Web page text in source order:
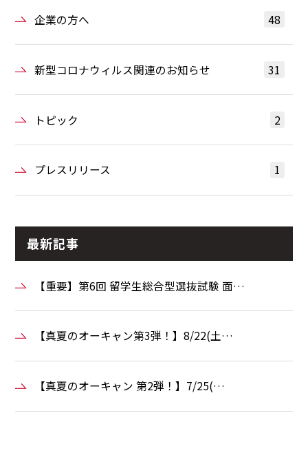
企業の方へ 48
新型コロナウィルス関連のお知らせ 31
トピック 2
プレスリリース 1
最新記事
【重要】第6回 留学生総合型選抜試験 面…
【真夏のオーキャン第3弾！】8/22(土…
【真夏のオーキャン 第2弾！】7/25(…